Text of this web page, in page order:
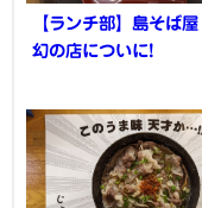
【ランチ部】島そば
幻の店についに!